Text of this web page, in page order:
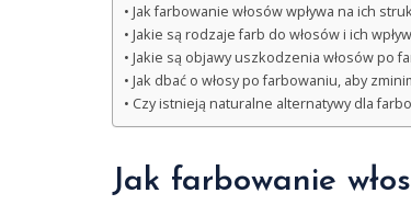
Jak farbowanie włosów wpływa na ich
Jakie są rodzaje farb do włosów i ich
Jakie są objawy uszkodzenia włosów po
Jak dbać o włosy po farbowaniu, aby
Czy istnieją naturalne alternatywy dla
Jak farbowanie